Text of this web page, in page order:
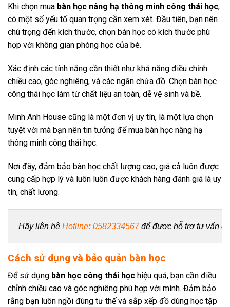
Khi chọn mua bàn học nâng hạ thông minh công thái học,
có một số yếu tố quan trọng cần xem xét. Đầu tiên, bạn nên
chú trọng đến kích thước, chọn bàn học có kích thước phù
hợp với không gian phòng học của bé.
Xác định các tính năng cần thiết như khả năng điều chỉnh
chiều cao, góc nghiêng, và các ngăn chứa đồ. Chọn bàn học
công thái học làm từ chất liệu an toàn, dễ vệ sinh và bề.
Minh Anh House cũng là một đơn vị uy tín, là một lựa chọn
tuyệt vời mà bạn nên tin tưởng để mua bàn học nâng hạ
thông minh công thái học.
Nơi đây, đảm bảo bàn học chất lượng cao, giá cả luôn được
cung cấp hợp lý và luôn luôn được khách hàng đánh giá là uy
tín, chất lượng.
Hãy liên hệ Hotline: 0582334567 để được hỗ trợ tư vấn
Cách sử dụng và bảo quản bàn học
Để sử dụng bàn học công thái học hiệu quả, bạn cần điều
chỉnh chiều cao và góc nghiêng phù hợp với mình. Đảm bảo
rằng bạn luôn ngồi đúng tư thế và sắp xếp đồ dùng học tập